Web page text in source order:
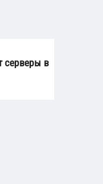
серверы в